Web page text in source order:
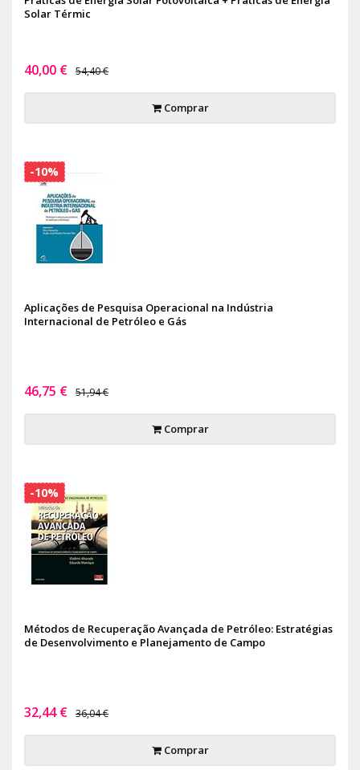
Solar Térmic
40,00 € 54,40 €
Comprar
Aplicações de Pesquisa Operacional na Indústria
Internacional de Petróleo e Gás
46,75 € 51,94 €
Comprar
-10%
Métodos de Recuperação Avançada de Petróleo: Estratégias
de Desenvolvimento e Planejamento de Campo
32,44 € 36,04 €
Comprar
-10%